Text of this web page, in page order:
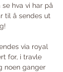
hva vi har på
til å sendes ut
via royal
for, i travle
noen ganger